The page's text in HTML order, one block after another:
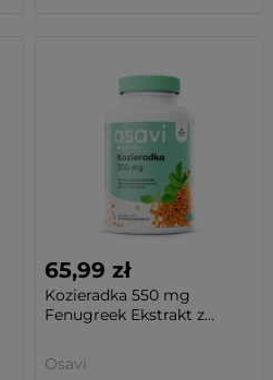
65,99 zł
Kozieradka 550 mg
Fenugreek Ekstrakt z...
Osavi